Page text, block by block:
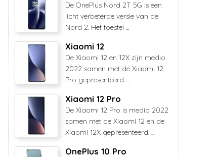
De OnePlus Nord 2T 5G is een
licht verbeterde versie van de
Nord 2. Het toestel ...
Xiaomi 12
De Xiaomi 12 en 12X zijn medio
2022 samen met de Xiaomi 12
Pro gepresenteerd. ...
Xiaomi 12 Pro
De Xiaomi 12 Pro is medio 2022
samen met de Xiaomi 12 en de
Xiaomi 12X gepresenteerd. ...
OnePlus 10 Pro